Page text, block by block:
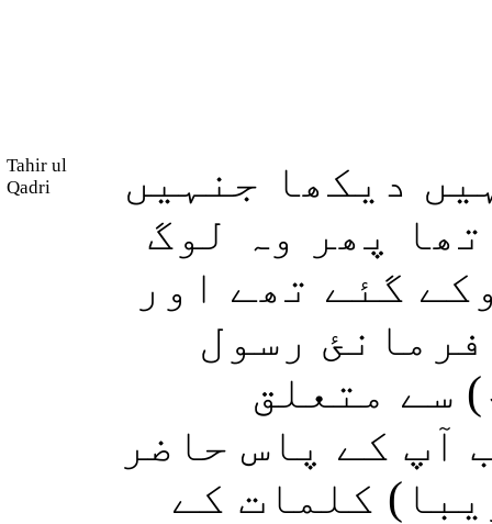
Tahir ul
Qadri
دیکھا جنہیں
پھر وہ لوگ
گئے تھے اور
رسول
سے متعلق
آپ کے پاس حاضر
کلمات کے